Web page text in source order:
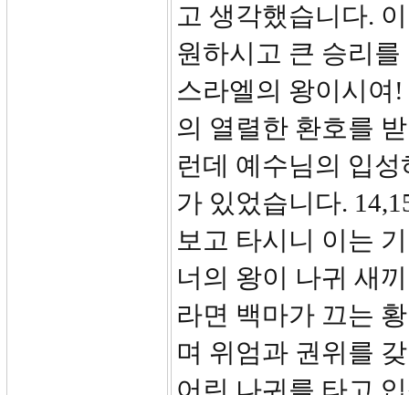
고 생각했습니다.
원하시고 큰 승리
스라엘의 왕이시여
의 열렬한 환호를
런데 예수님의 입
가 있었습니다.
보고 타시니 이는
너의 왕이 나귀 새
라면 백마가 끄는
며 위엄과 권위를